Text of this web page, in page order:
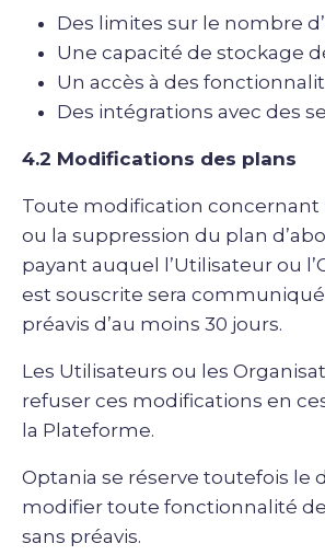
Des limites sur le nombre
Une capacité de stockage
Un accès à des
Des intégrations avec des
4.2 Modifications des plans
Toute modification concernant
ou la suppression du plan
payant auquel l’Utilisateur ou
est souscrite sera
préavis d’au moins 30 jours.
Les Utilisateurs ou les
refuser ces modifications en
la Plateforme.
Optania se réserve toutefois le
modifier toute fonctionnalité
sans préavis.